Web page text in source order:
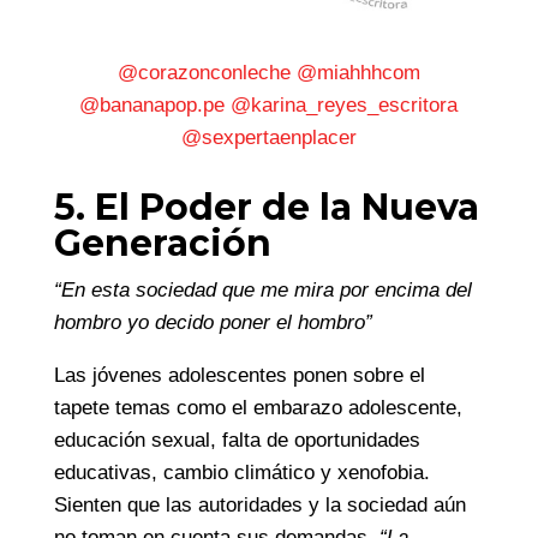
@corazonconleche @miahhhcom
@bananapop.pe @karina_reyes_escritora
@sexpertaenplacer
5. El Poder de la Nueva
Generación
“En esta sociedad que me mira por encima del
hombro yo decido poner el hombro”
Las jóvenes adolescentes ponen sobre el
tapete temas como el embarazo adolescente,
educación sexual, falta de oportunidades
educativas, cambio climático y xenofobia.
Sienten que las autoridades y la sociedad aún